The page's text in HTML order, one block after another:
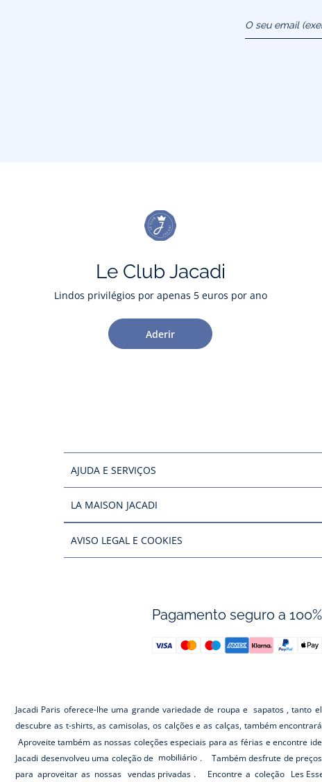
Le Club Jacadi
Lindos privilégios por apenas 5 euros por ano
Aderir
AJUDA E SERVIÇOS
LA MAISON JACADI
AVISO LEGAL E COOKIES
Pagamento seguro a 100%
Jacadi Paris oferece-lhe uma grande variedade de roupa e sapatos , tanto
descubre as t-shirts, as camisolas, os calções e as calças, também
Aproveite também as nossas coleções especiais para as férias e encontre
Jacadi desenvolveu uma coleção de mobiliário . Também desfrute de preços
para aproveitar as nossas vendas privadas . Encontre a coleção Les